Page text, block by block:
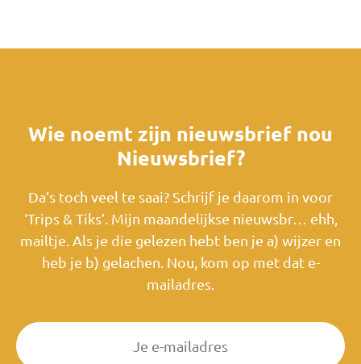
Wie noemt zijn nieuwsbrief nou
Nieuwsbrief?
Da’s toch veel te saai? Schrijf je daarom in voor
‘Trips & Tiks’. Mijn maandelijkse nieuwsbr… ehh,
mailtje. Als je die gelezen hebt ben je a) wijzer en
heb je b) gelachen. Nou, kom op met dat e-
mailadres.